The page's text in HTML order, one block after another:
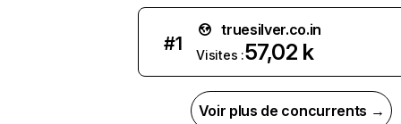
#1
truesilver.co.in
Visites :57,02 k
Voir plus de concurrents →